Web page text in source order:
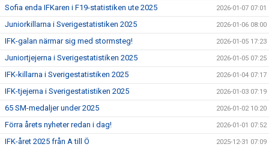
Sofia enda IFKaren i F19-statistiken ute 2025 2026-01-07 07:01
Juniorkillarna i Sverigestatistiken 2025 2026-01-06 08:00
IFK-galan närmar sig med stormsteg! 2026-01-05 17:23
Juniortjejerna i Sverigestatistiken 2025 2026-01-05 07:25
IFK-killarna i Sverigestatistiken 2025 2026-01-04 07:17
IFK-tjejerna i Sverigestatistiken 2025 2026-01-03 07:19
65 SM-medaljer under 2025 2026-01-02 10:20
Förra årets nyheter redan i dag! 2026-01-01 07:52
IFK-året 2025 från A till Ö 2025-12-31 07:09